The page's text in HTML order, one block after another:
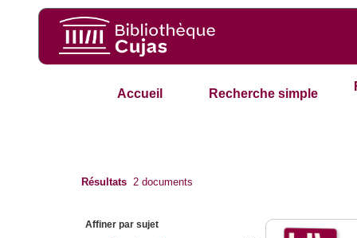
Accueil Recherche simple
Résultats 2 documents
Affiner par sujet